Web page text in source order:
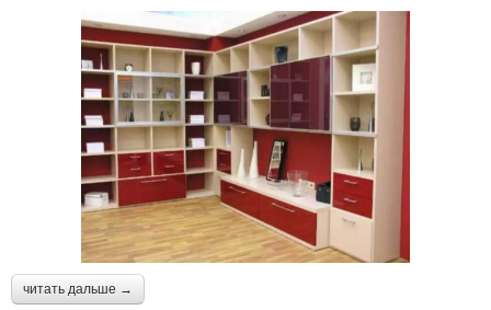
читать дальше →